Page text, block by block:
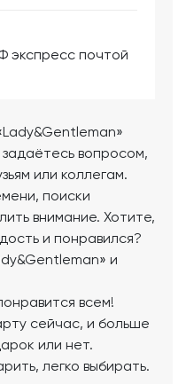
экспресс почтой
вопросом,
или коллегам.
поиски
внимание. Хотите,
и понравился?
и
всем!
сейчас, и больше
или нет.
легко выбирать.